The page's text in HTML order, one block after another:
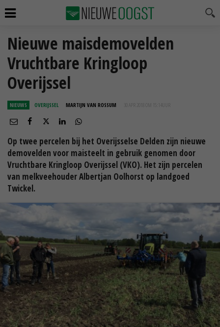
Nieuwe maisdemovelden
Vruchtbare Kringloop
Overijssel
NIEUWS OVERIJSSEL MARTIJN VAN ROSSUM 30 APR 2018 OM 15:14
Op twee percelen bij het Overijsselse Delden zijn nieuwe
demovelden voor maisteelt in gebruik genomen door
Vruchtbare Kringloop Overijssel (VKO). Het zijn percelen
van melkveehouder Albertjan Oolhorst op landgoed
Twickel.